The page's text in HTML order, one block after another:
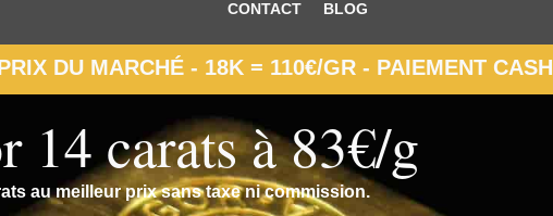
CONTACT BLOG
DU MARCHÉ - 18K = 110€/GR - PAIEMENT CASH
14 carats à 83€/g
au meilleur prix sans taxe ni commission.